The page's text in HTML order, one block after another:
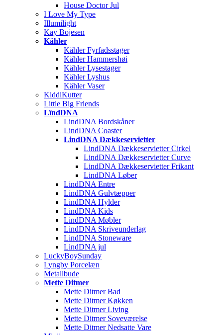
House Doctor Jul
I Love My Type
Illumilight
Kay Bojesen
Kähler
Kähler Fyrfadsstager
Kähler Hammershøi
Kähler Lysestager
Kähler Lyshus
Kähler Vaser
KiddiKutter
Little Big Friends
LïndDNA
LindDNA Bordskåner
LindDNA Coaster
LindDNA Dækkeservietter
LindDNA Dækkeservietter Cirkel
LindDNA Dækkeservietter Curve
LindDNA Dækkeservietter Frikant
LindDNA Løber
LindDNA Entre
LindDNA Gulvtæpper
LindDNA Hylder
LindDNA Kids
LindDNA Møbler
LindDNA Skriveunderlag
LindDNA Stoneware
LindDNA jul
LuckyBoySunday
Lyngby Porcelæn
Metallbude
Mette Ditmer
Mette Ditmer Bad
Mette Ditmer Køkken
Mette Ditmer Living
Mette Ditmer Soveværelse
Mette Ditmer Nedsatte Vare